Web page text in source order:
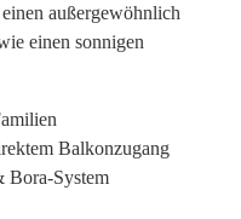
außergewöhnlich
einen sonnigen
Balkonzugang
Bora-System